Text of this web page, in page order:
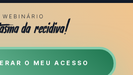
O MEU ACESSO